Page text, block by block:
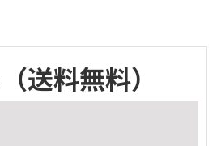
（送料無料）